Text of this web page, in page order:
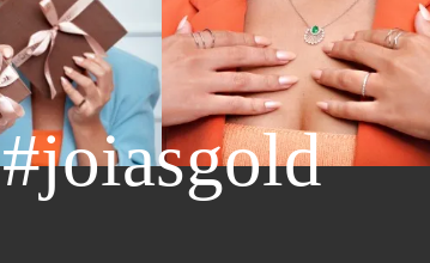
#joiasgold